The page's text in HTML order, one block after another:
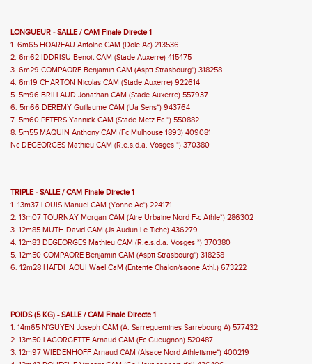
LONGUEUR - SALLE / CAM Finale Directe 1
1. 6m65 HOAREAU Antoine CAM (Dole Ac) 213536
2. 6m62 IDDRISU Benoit CAM (Stade Auxerre) 415475
3. 6m29 COMPAORE Benjamin CAM (Asptt Strasbourg*) 318258
4. 6m19 CHARTON Nicolas CAM (Stade Auxerre) 922614
5. 5m96 BRILLAUD Jonathan CAM (Stade Auxerre) 557937
6. 5m66 DEREMY Guillaume CAM (Ua Sens*) 943764
7. 5m60 PETERS Yannick CAM (Stade Metz Ec *) 550882
8. 5m55 MAQUIN Anthony CAM (Fc Mulhouse 1893) 409081
Nc DEGEORGES Mathieu CAM (R.e.s.d.a. Vosges *) 370380
TRIPLE - SALLE / CAM Finale Directe 1
1. 13m37 LOUIS Manuel CAM (Yonne Ac*) 224171
2. 13m07 TOURNAY Morgan CAM (Aire Urbaine Nord F-c Athle*) 286302
3. 12m85 MUTH David CAM (Js Audun Le Tiche) 436279
4. 12m83 DEGEORGES Mathieu CAM (R.e.s.d.a. Vosges *) 370380
5. 12m50 COMPAORE Benjamin CAM (Asptt Strasbourg*) 318258
6. 12m28 HAFDHAOUI Wael CaM (Entente Chalon/saone Athl.) 673222
POIDS (5 KG) - SALLE / CAM Finale Directe 1
1. 14m65 N'GUYEN Joseph CAM (A. Sarreguemines Sarrebourg A) 577432
2. 13m50 LAGORGETTE Arnaud CAM (Fc Gueugnon) 520487
3. 12m97 WIEDENHOFF Arnaud CAM (Alsace Nord Athletisme*) 400219